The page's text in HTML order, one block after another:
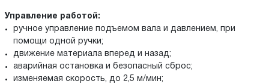
Управление работой:
ручное управление подъемом вала и давлением, при
помощи одной ручки;
движение материала вперед и назад;
аварийная остановка и безопасный сброс;
изменяемая скорость, до 2,5 м/мин;